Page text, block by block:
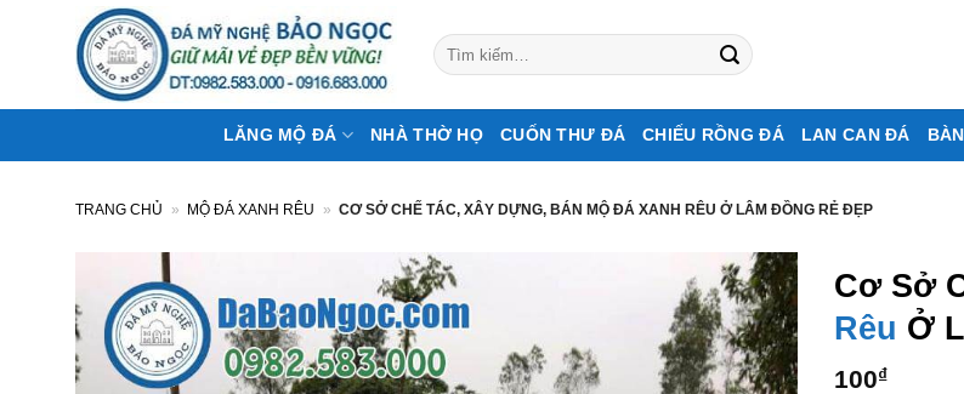
dung
Tìm
kiếm:
LĂNG MỘ ĐÁ NHÀ THỜ HỌ CUỐN THƯ ĐÁ CHIẾU RỒNG ĐÁ LAN CAN ĐÁ
TRANG CHỦ » MỘ ĐÁ XANH RÊU » CƠ SỞ CHẾ TÁC, XÂY DỰNG, BÁN MỘ ĐÁ XANH RÊU Ở LÂM ĐỒNG RẺ ĐẸP
Cơ Sở
Rêu Ở
100₫